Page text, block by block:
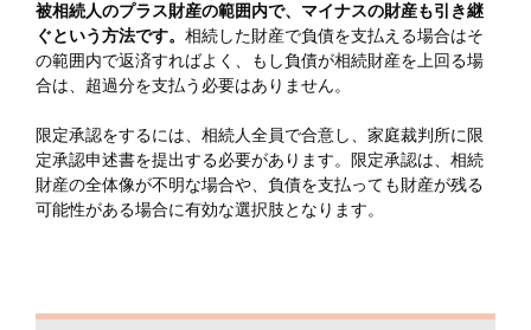
被相続人のプラス財産の範囲内で、マイナスの財産も引き継
ぐという方法です。 相続した財産で負債を支払える場合はそ
の範囲内で返済すればよく、もし負債が相続財産を上回る場
合は、超過分を支払う必要はありません。
限定承認をするには、相続人全員で合意し、家庭裁判所に限
定承認申述書を提出する必要があります。限定承認は、相続
財産の全体像が不明な場合や、負債を支払っても財産が残る
可能性がある場合に有効な選択肢となります。